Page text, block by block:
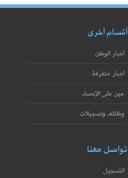
أقسام أخرى
أخبار الوطن
أخبار متفرقة
عين على الإحساء
وظائف وتسجيلات
تواصل معنا
التسجيل